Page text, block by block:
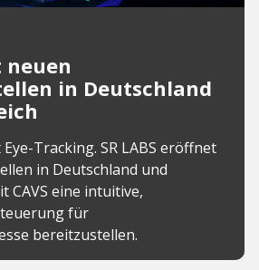
neuen
in Deutschland
Tracking. SR LABS eröffnet
in Deutschland und
CAVS eine intuitive,
für
bereitzustellen.